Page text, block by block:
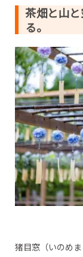
茶畑と山
る。
猪目窓（いのめ